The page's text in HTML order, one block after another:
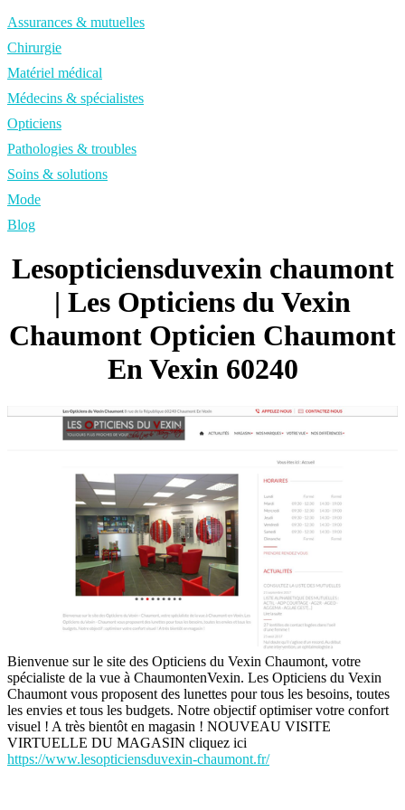
Assurances & mutuelles
Chirurgie
Matériel médical
Médecins & spécialistes
Opticiens
Pathologies & troubles
Soins & solutions
Mode
Blog
Lesop­ticiensduve­xin chaumont
| Les Opticiens du Vexin
Chaumont Opticien Chaumont
En Vexin 60240
Bienvenue sur le site des Opticiens du Vexin Chaumont, votre
spécialiste de la vue à ChaumontenVexin. Les Opticiens du Vexin
Chaumont vous proposent des lunettes pour tous les besoins, toutes
les envies et tous les budgets. Notre objectif optimiser votre confort
visuel ! A très bientôt en magasin ! NOUVEAU VISITE
VIRTUELLE DU MAGASIN cliquez ici
https://www.lesopticiensduvexin-chaumont.fr/